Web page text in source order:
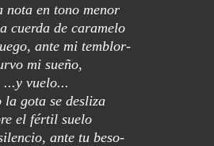
nota en tono menor
cuerda de caramelo
ante mi temblor-
mi sueño,
...y vuelo...
la gota se desliza
el fértil suelo
ante tu beso-